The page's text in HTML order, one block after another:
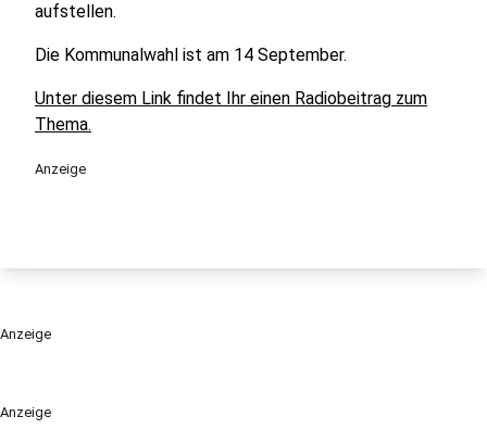
Anzeige
aufstellen.
Die Kommunalwahl ist am 14 September.
Unter diesem Link findet Ihr einen Radiobeitrag zum
Thema.
Anzeige
Anzeige